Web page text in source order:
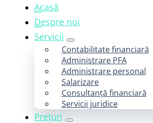
Acasă
Despre noi
Servicii
Contabilitate financiară
Administrare PFA
Administrare personal
Salarizare
Consultanță financiară
Servicii juridice
Prețuri